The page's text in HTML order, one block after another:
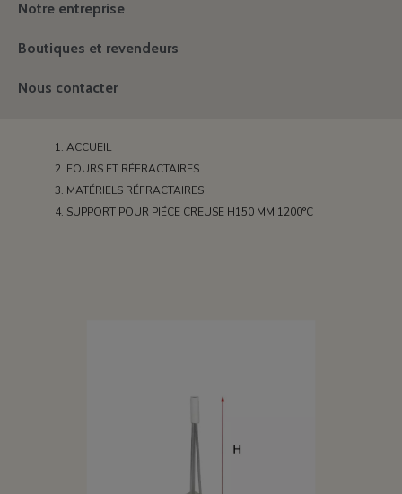
Notre entreprise
Boutiques et revendeurs
Nous contacter
ACCUEIL
FOURS ET RÉFRACTAIRES
MATÉRIELS RÉFRACTAIRES
SUPPORT POUR PIÉCE CREUSE H150 MM 1200°C